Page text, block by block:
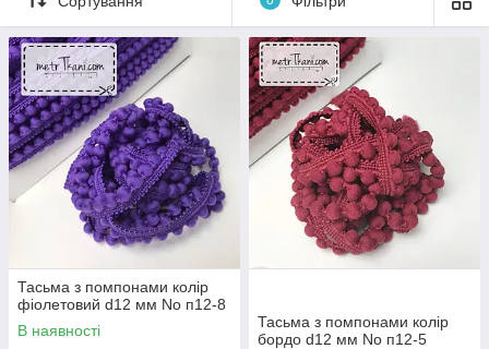
растягивается, а это не мало важно. Дитячі
покривала,пледи і подушки обшиті тасьмою з помпонами
виглядають досить цікаво та оригінально.
Тасьма з помпонами колір
фіолетовий d12 мм No п12-8
В наявності
Тасьма з помпонами колір
бордо d12 мм No п12-5